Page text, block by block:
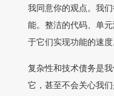
我同意你的观点。我
能。整洁的代码、单
于它们实现功能的速度
复杂性和技术债务是
它，甚至不会关心我